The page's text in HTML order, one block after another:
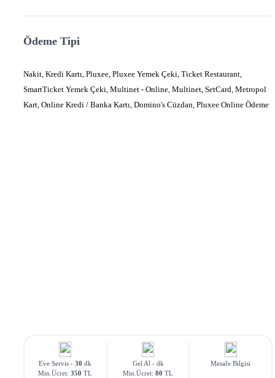
Ödeme Tipi
Nakit, Kredi Kartı, Pluxee, Pluxee Yemek Çeki, Ticket Restaurant,
SmartTicket Yemek Çeki, Multinet - Online, Multinet, SetCard, Metropol
Kart, Online Kredi / Banka Kartı, Domino's Cüzdan, Pluxee Online Ödeme
Eve Servis -30 dk
Min.Ücret:350 TL
Gel Al - dk
Min.Ücret: 80 TL
Mesafe Bilgisi